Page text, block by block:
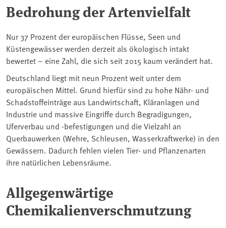
Bedrohung der Artenvielfalt
Nur 37 Prozent der europäischen Flüsse, Seen und
Küstengewässer werden derzeit als ökologisch intakt
bewertet – eine Zahl, die sich seit 2015 kaum verändert hat.
Deutschland liegt mit neun Prozent weit unter dem
europäischen Mittel. Grund hierfür sind zu hohe Nähr- und
Schadstoffeinträge aus Landwirtschaft, Kläranlagen und
Industrie und massive Eingriffe durch Begradigungen,
Uferverbau und -befestigungen und die Vielzahl an
Querbauwerken (Wehre, Schleusen, Wasserkraftwerke) in den
Gewässern. Dadurch fehlen vielen Tier- und Pflanzenarten
ihre natürlichen Lebensräume.
Allgegenwärtige
Chemikalienverschmutzung